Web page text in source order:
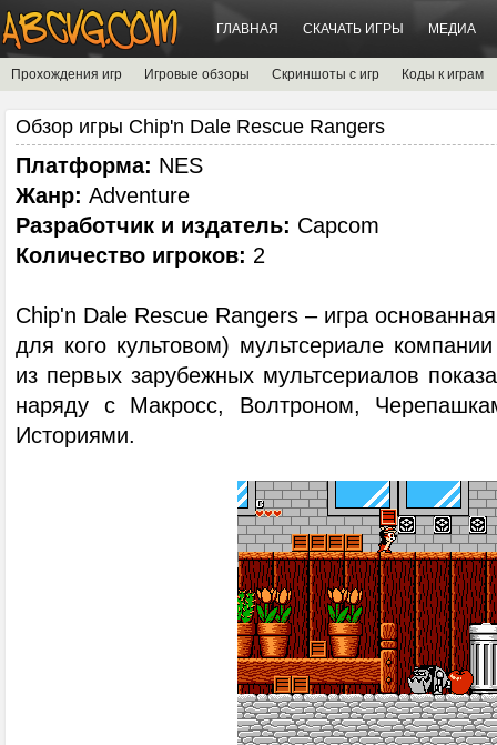
ГЛАВНАЯ СКАЧАТЬ ИГРЫ МЕДИА
Прохождения игр Игровые обзоры Скриншоты с игр Коды к играм
Обзор игры Chip'n Dale Rescue Rangers
Платформа: NES
Жанр: Adventure
Разработчик и издатель: Capcom
Количество игроков: 2
Chip'n Dale Rescue Rangers – игра
для кого культовом) мультсериале
из первых зарубежных мультсериалов
наряду с Макросс, Волтроном,
Историями.